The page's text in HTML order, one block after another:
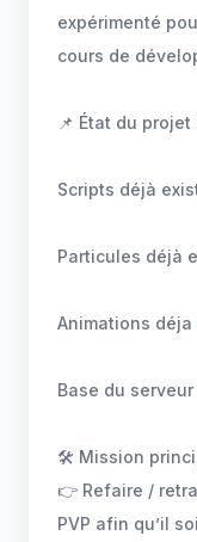
expérimenté
cours de
📌 État du projet
Scripts déjà
Particules déjà
Animations déja
Base du
🛠 Mission
👉 Refaire /
PVP afin qu’il